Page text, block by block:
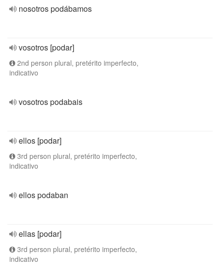
nosotros podábamos
vosotros [podar]
2nd person plural, pretérito imperfecto,
indicativo
vosotros podabais
ellos [podar]
3rd person plural, pretérito imperfecto,
indicativo
ellos podaban
ellas [podar]
3rd person plural, pretérito imperfecto,
indicativo